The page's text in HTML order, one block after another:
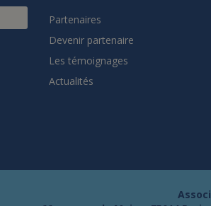
Partenaires
Devenir partenaire
Les témoignages
Actualités